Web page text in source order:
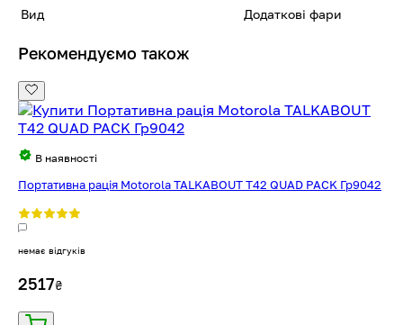
Вид
Додаткові фари
Рекомендуємо також
В наявності
Портативна рація Motorola TALKABOUT T42 QUAD PACK Гр9042
немає відгуків
2517₴